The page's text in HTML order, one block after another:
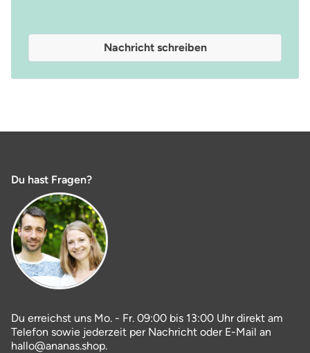
Nachricht schreiben
Du hast Fragen?
Du erreichst uns Mo. - Fr. 09:00 bis 13:00 Uhr direkt am
Telefon sowie jederzeit per Nachricht oder E-Mail an
hallo@ananas.shop.